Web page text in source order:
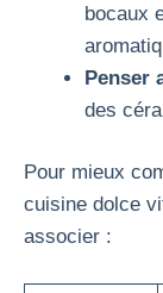
bocaux
Penser
des
Pour mieux
cuisine dolce
associer :